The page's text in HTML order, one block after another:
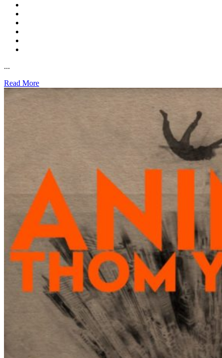
...
Read More